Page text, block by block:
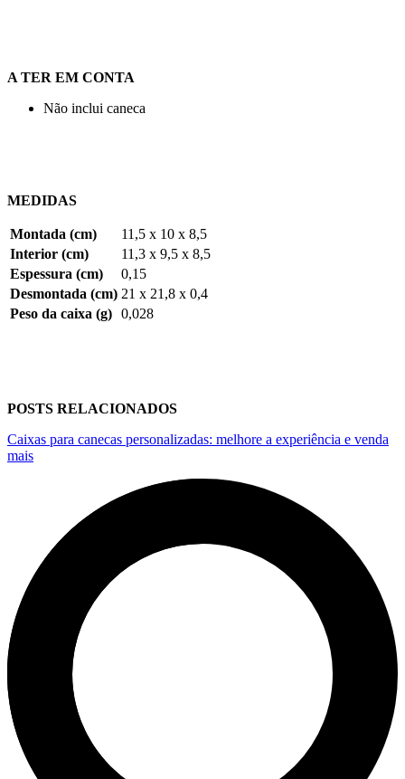
A TER EM CONTA
Não inclui caneca
MEDIDAS
Montada (cm)
11,5 x 10 x 8,5
Interior (cm)
11,3 x 9,5 x 8,5
Espessura (cm)
0,15
Desmontada (cm) 21 x 21,8 x 0,4
Peso da caixa (g) 0,028
POSTS RELACIONADOS
Caixas para canecas personalizadas: melhore a experiência e venda
mais